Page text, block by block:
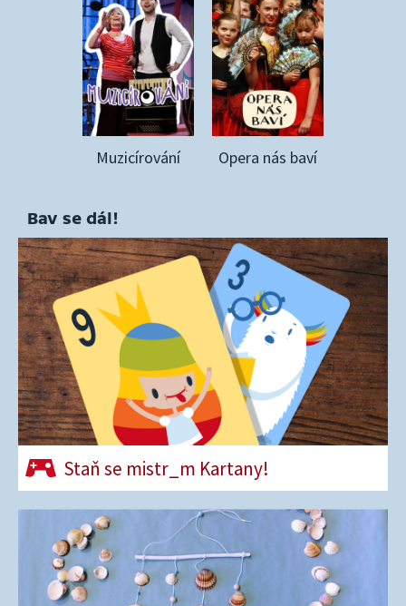
Muzicírování Opera nás baví
Bav se dál!
Staň se mistr_m Kartany!